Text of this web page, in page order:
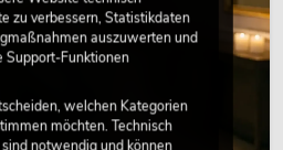
zu verbessern, Statistikdaten
auszuwerten und
Support-Funktionen
welchen Kategorien
möchten. Technisch
notwendig und können